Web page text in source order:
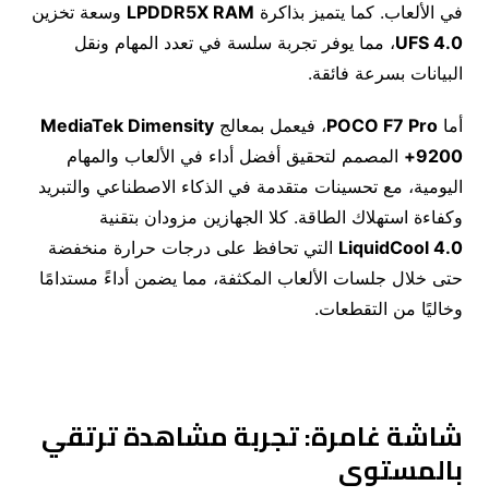
في الألعاب. كما يتميز بذاكرة LPDDR5X RAM وسعة تخزين
UFS 4.0، مما يوفر تجربة سلسة في تعدد المهام ونقل
البيانات بسرعة فائقة.
أما POCO F7 Pro، فيعمل بمعالج MediaTek Dimensity
9200+
المصمم لتحقيق أفضل أداء في الألعاب والمهام
اليومية، مع تحسينات متقدمة في الذكاء الاصطناعي والتبريد
وكفاءة استهلاك الطاقة. كلا الجهازين مزودان بتقنية
LiquidCool 4.0 التي تحافظ على درجات حرارة منخفضة
حتى خلال جلسات الألعاب المكثفة، مما يضمن أداءً مستدامًا
وخاليًا من التقطعات.
شاشة غامرة: تجربة مشاهدة ترتقي
بالمستوى